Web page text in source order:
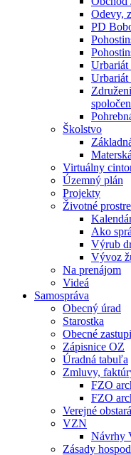
Odevy,
PD
Urbariát
Školstvo
Virtuálny
Územný plán
Projekty
Životné
Ako
Výrub
Vývoz
Na prenájom
Videá
Samospráva
Obecný úrad
Starostka
Obecné
Zápisnice OZ
Úradná tabuľa
Zmluvy,
FZO
FZO
Verejné
VZN
Návrhy
Zásady